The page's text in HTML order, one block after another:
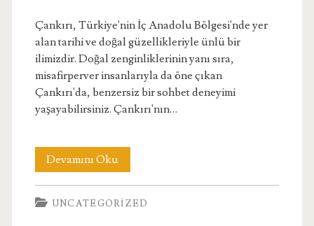
Çankırı, Türkiye'nin İç Anadolu Bölgesi'nde yer
alan tarihi ve doğal güzellikleriyle ünlü bir
ilimizdir. Doğal zenginliklerinin yanı sıra,
misafirperver insanlarıyla da öne çıkan
Çankırı'da, benzersiz bir sohbet deneyimi
yaşayabilirsiniz. Çankırı'nın…
Devamını OkuÇankırı
Sohbet
UNCATEGORIZED